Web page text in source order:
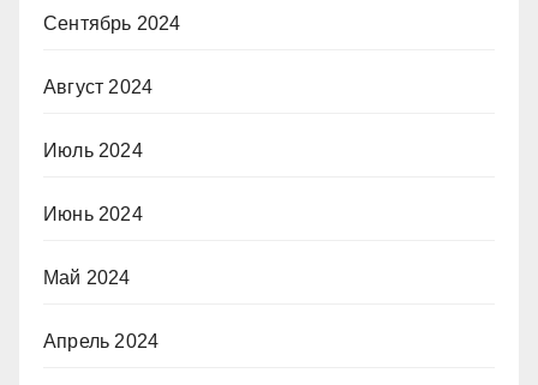
Сентябрь 2024
Август 2024
Июль 2024
Июнь 2024
Май 2024
Апрель 2024